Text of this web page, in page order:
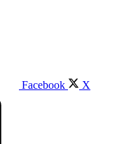
Facebook X